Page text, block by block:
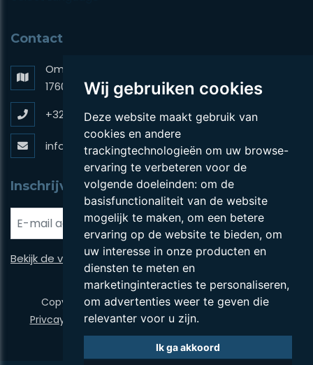
Wij gebruiken cookies
Deze website maakt gebruik van
cookies en andere
trackingtechnologieën om uw browse-
ervaring te verbeteren voor de
volgende doeleinden: om de
basisfunctionaliteit van de website
mogelijk te maken, om een betere
ervaring op de website te bieden, om
uw interesse in onze producten en
diensten te meten en
marketinginteracties te personaliseren,
om advertenties weer te geven die
relevanter voor u zijn.
Ik ga akkoord
Contact
Omer De Vidtslaan 52,
1760 Roosdaal
+32 (0)546 719 92
info@belleheide.com
Inschrijven nieuwsbrief
Bekijk de vorige updates
Copyright © 2026 Belleheide. All rights reserved.
Privcayverklaring|Algemene voorwaarden
DATE WebDesign